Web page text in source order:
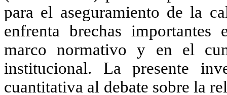
para el aseguramiento de la
enfrenta brechas
marco normativo y en el
institucional. La presente
cuantitativa al debate sobre la